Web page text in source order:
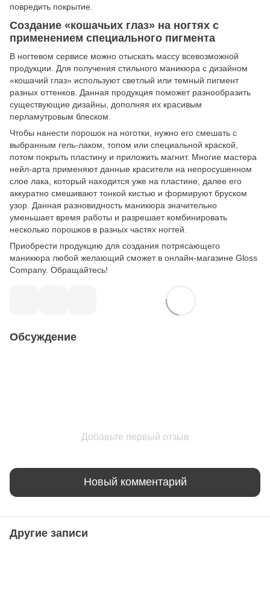
повредить покрытие.
Создание «кошачьих глаз» на ногтях с
применением специального пигмента
В ногтевом сервисе можно отыскать массу всевозможной
продукции. Для получения стильного маникюра с дизайном
«кошачий глаз» используют светлый или темный пигмент
разных оттенков. Данная продукция поможет разнообразить
существующие дизайны, дополняя их красивым
перламутровым блеском.
Чтобы нанести порошок на ноготки, нужно его смешать с
выбранным гель-лаком, топом или специальной краской,
потом покрыть пластину и приложить магнит. Многие мастера
нейл-арта применяют данные красители на непросушенном
слое лака, который находится уже на пластине, далее его
аккуратно смешивают тонкой кистью и формируют бруском
узор. Данная разновидность маникюра значительно
уменьшает время работы и разрешает комбинировать
несколько порошков в разных частях ногтей.
Приобрести продукцию для создания потрясающего
маникюра любой желающий сможет в онлайн-магазине Gloss
Сompany. Обращайтесь!
Обсуждение
Добавьте первый отзыв
Новый комментарий
Другие записи